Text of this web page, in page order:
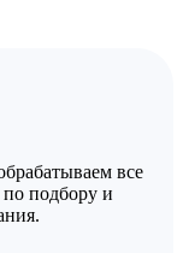
все
по подбору и